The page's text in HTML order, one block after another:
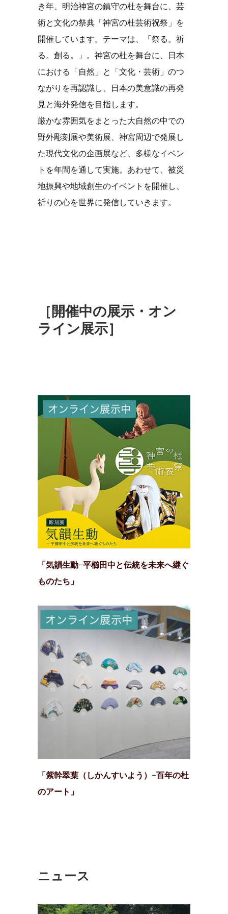
き年、明治神宮の鎮守の杜を舞台に、芸
術と文化の祭典「神宮の杜芸術祝祭」を
開催しています。テーマは、「祭る。祈
る。創る。」。神宮の杜を舞台に、日本
における「自然」と「文化・芸術」のつ
ながりを再認識し、日本の美意識の再発
見と海外発信を目指します。
厳かな雰囲気をまとった大自然の中での
野外彫刻展や美術展、神宮周辺で発展し
た現代文化の企画展など、多様なイベン
トを年間を通して実施。あわせて、被災
地振興や地域創生のイベントを開催し、
祈りの心を世界に発信していきます。
［開催中の展示・オン
ライン展示］
「気韻生動−平櫛田中と伝統を未来へ継ぐ
ものたち」
「紫幹翠葉（しかんすいよう）−百年の杜
のアート」
ニュース